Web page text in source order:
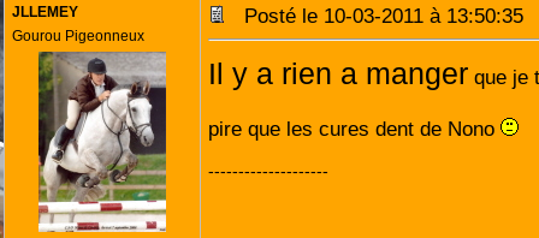
JLLEMEY
Gourou Pigeonneux
Posté le 10-03-2011 à
Il y a rien a manger que je
pire que les cures dent de Nono
--------------------